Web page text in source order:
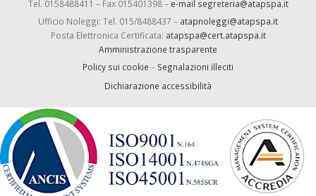
Tel. 0158488411 – Fax 015401398 – e-mail segreteria@atapspa.it
Ufficio Noleggi: Tel. 015/8488437 – atapnoleggi@atapspa.it
Posta Elettronica Certificata: atapspa@cert.atapspa.it
Amministrazione trasparente
Policy sui cookie – Segnalazioni illeciti
Dichiarazione accessibilità